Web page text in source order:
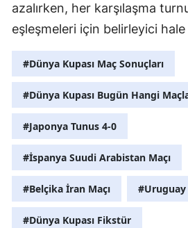
azalırken, her karşılaşma
eşleşmeleri için belirleyici
#Dünya Kupası Maç Sonuçları
#Dünya Kupası Bugün Hangi
#Japonya Tunus 4-0
#İspanya Suudi Arabistan Maçı
#Belçika İran Maçı #Uruguay
#Dünya Kupası Fikstür